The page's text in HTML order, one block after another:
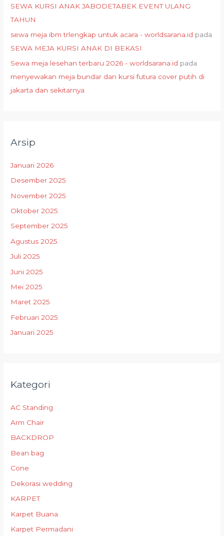
SEWA KURSI ANAK JABODETABEK EVENT ULANG
TAHUN
sewa meja ibm trlengkap untuk acara - worldsarana.id pada
SEWA MEJA KURSI ANAK DI BEKASI
Sewa meja lesehan terbaru 2026 - worldsarana.id pada
menyewakan meja bundar dan kursi futura cover putih di
jakarta dan sekitarnya
Arsip
Januari 2026
Desember 2025
November 2025
Oktober 2025
September 2025
Agustus 2025
Juli 2025
Juni 2025
Mei 2025
Maret 2025
Februari 2025
Januari 2025
Kategori
AC Standing
Arm Chair
BACKDROP
Bean bag
Cone
Dekorasi wedding
KARPET
Karpet Buana
Karpet Permadani